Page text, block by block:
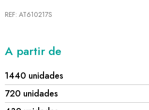
REF: AT610217S
A partir de
1440 unidades
720 unidades